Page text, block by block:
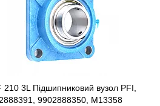
210 3L Підшипниковий вузол PFI,
9902888350, M13358